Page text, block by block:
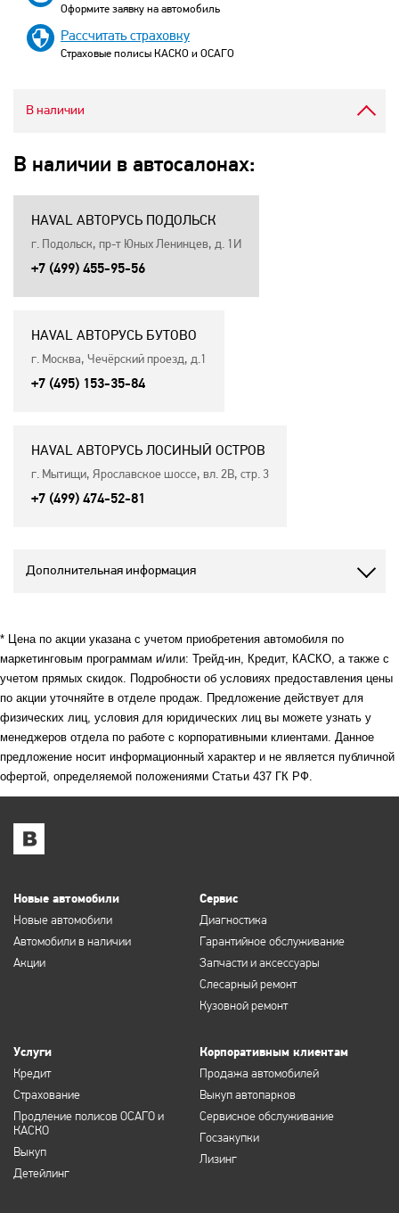
Оформите заявку на автомобиль
Рассчитать страховку
Страховые полисы КАСКО и ОСАГО
В наличии
В наличии в автосалонах:
HAVAL АВТОРУСЬ ПОДОЛЬСК
г. Подольск, пр-т Юных Ленинцев, д. 1И
+7 (499) 455-95-56
HAVAL АВТОРУСЬ БУТОВО
г. Москва, Чечёрский проезд, д.1
+7 (495) 153-35-84
HAVAL АВТОРУСЬ ЛОСИНЫЙ ОСТРОВ
г. Мытищи, Ярославское шоссе, вл. 2В, стр. 3
+7 (499) 474-52-81
Дополнительная информация
* Цена по акции указана с учетом приобретения автомобиля по
маркетинговым программам и/или: Трейд-ин, Кредит, КАСКО, а также с
учетом прямых скидок. Подробности об условиях предоставления цены
по акции уточняйте в отделе продаж. Предложение действует для
физических лиц, условия для юридических лиц вы можете узнать у
менеджеров отдела по работе с корпоративными клиентами. Данное
предложение носит информационный характер и не является публичной
офертой, определяемой положениями Статьи 437 ГК РФ.
Новые автомобили
Новые автомобили
Автомобили в наличии
Акции
Сервис
Диагностика
Гарантийное обслуживание
Запчасти и аксессуары
Слесарный ремонт
Кузовной ремонт
Услуги
Кредит
Страхование
Продление полисов ОСАГО и
КАСКО
Выкуп
Детейлинг
Корпоративным клиентам
Продажа автомобилей
Выкуп автопарков
Сервисное обслуживание
Госзакупки
Лизинг